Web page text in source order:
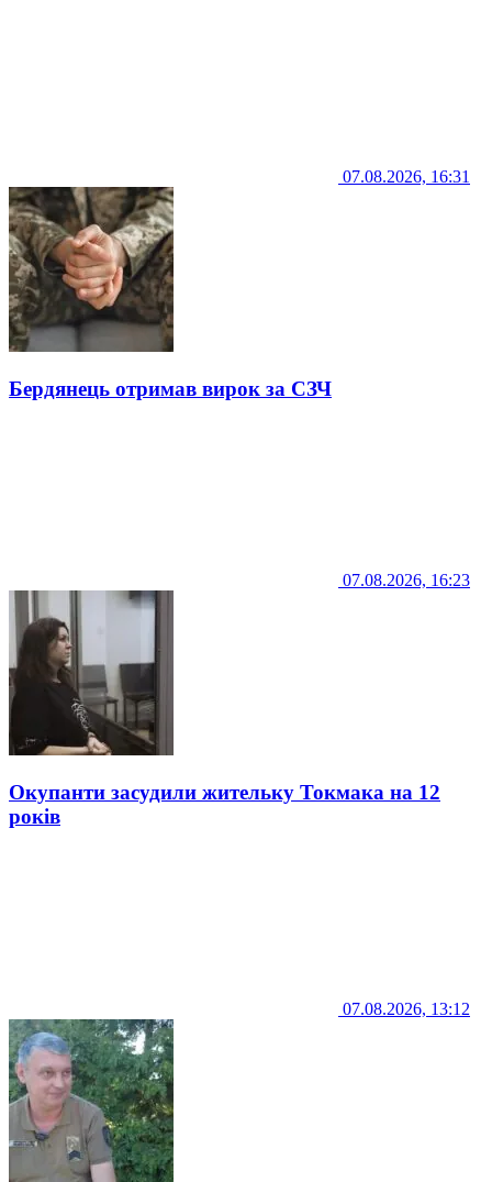
07.08.2026, 16:31
Бердянець отримав вирок за СЗЧ
07.08.2026, 16:23
Окупанти засудили жительку Токмака на 12
років
07.08.2026, 13:12